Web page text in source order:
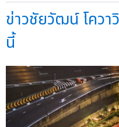
ข่าวชัยวัฒน์ โควา
นี้